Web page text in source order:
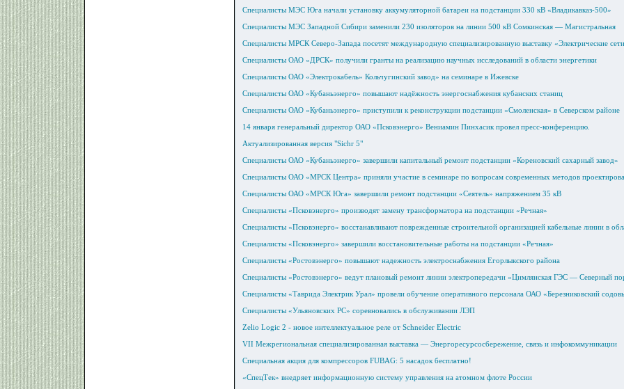
Специалисты МЭС Юга начали установку аккумуляторной батареи на подстанции 330 кВ «Владикавказ-500»
Специалисты МЭС Западной Сибири заменили 230 изоляторов на линии 500 кВ Сомкинская — Магистральная
Специалисты МРСК Северо-Запада посетят международную специализированную выставку «Электрические
Специалисты ОАО «ДРСК» получили гранты на реализацию научных исследований в области энергетики
Специалисты ОАО «Электрокабель» Кольчугинский завод» на семинаре в Ижевске
Специалисты ОАО «Кубаньэнерго» повышают надёжность энергоснабжения кубанских станиц
Специалисты ОАО «Кубаньэнерго» приступили к реконструкции подстанции «Смоленская» в Северском районе
14 января генеральный директор ОАО «Псковэнерго» Вениамин Пинхасик провел пресс-конференцию.
Актуализированная версия "Sichr 5"
Специалисты ОАО «Кубаньэнерго» завершили капитальный ремонт подстанции «Кореновский сахарный завод»
Специалисты ОАО «МРСК Центра» приняли участие в семинаре по вопросам современных методов
Специалисты ОАО «МРСК Юга» завершили ремонт подстанции «Сеятель» напряжением 35 кВ
Специалисты «Псковэнерго» производят замену трансформатора на подстанции «Речная»
Специалисты «Псковэнерго» восстанавливают поврежденные строительной организацией кабельные линии в
Специалисты «Псковэнерго» завершили восстановительные работы на подстанции «Речная»
Специалисты «Ростовэнерго» повышают надежность электроснабжения Егорлыкского района
Специалисты «Ростовэнерго» ведут плановый ремонт линии электропередачи «Цимлянская ГЭС — Северный
Специалисты «Таврида Электрик Урал» провели обучение оперативного персонала ОАО «Березниковский
Специалисты «Ульяновских РС» соревновались в обслуживании ЛЭП
Zelio Logic 2 - новое интеллектуальное реле от Schneider Electric
VII Межрегиональная специализированная выставка — Энергоресурсосбережение, связь и инфокоммуникации
Специальная акция для компрессоров FUBAG: 5 насадок бесплатно!
«СпецТек» внедряет информационную систему управления на атомном флоте России